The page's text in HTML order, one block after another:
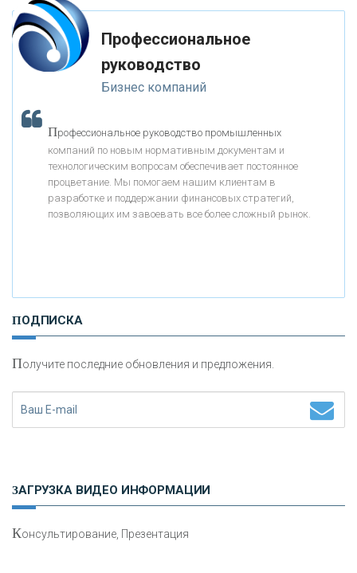
«ТРАСТ»
«ГАЗПРОМБАНК»
«МОСКОВСКИЙ КРЕДИТНЫЙ БАНК»
«БАНК ВОЗРОЖДЕНИЕ»
«ТАТФОНДБАНК»
«ЗАПСИБКОМБАНК»
«РОСЕВРОБАНК»
Профессиональное
руководство
Бизнес компаний
Профессиональное руководство промышленных
компаний по новым нормативным документам и
технологическим вопросам обеспечивает постоянное
процветание. Мы помогаем нашим клиентам в
разработке и поддержании финансовых стратегий,
позволяющих им завоевать все более сложный рынок.
ПОДПИСКА
Получите последние обновления и предложения.
ЗАГРУЗКА ВИДЕО ИНФОРМАЦИИ
Консультирование, Презентация